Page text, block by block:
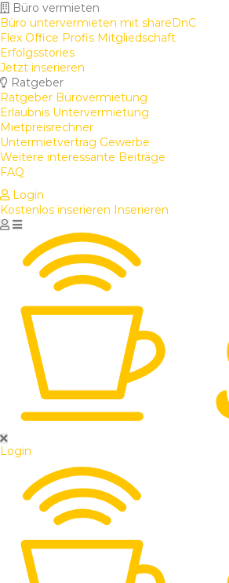
Büro vermieten
Büro untervermieten mit shareDnC
Flex Office Profis Mitgliedschaft
Erfolgsstories
Jetzt inserieren
Ratgeber
Ratgeber Bürovermietung
Erlaubnis Untervermietung
Mietpreisrechner
Untermietvertrag Gewerbe
Weitere interessante Beiträge
FAQ
Login
Kostenlos inserieren Inserieren
Login